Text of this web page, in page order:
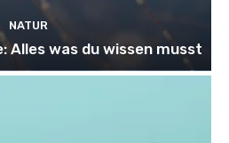
NATUR
Alles was du wissen musst